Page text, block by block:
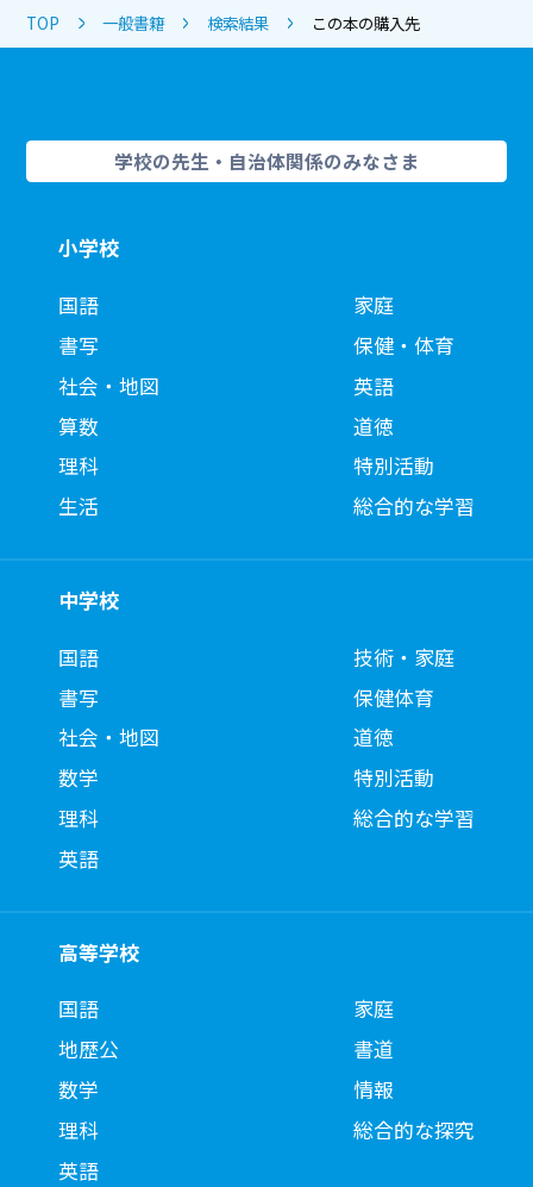
TOP 一般書籍 検索結果 この本の購入先
学校の先生・自治体関係のみなさま
小学校
国語
書写
社会・地図
算数
理科
生活
家庭
保健・体育
英語
道徳
特別活動
総合的な学習
中学校
国語
書写
社会・地図
数学
理科
英語
技術・家庭
保健体育
道徳
特別活動
総合的な学習
高等学校
国語
地歴公
数学
理科
英語
家庭
書道
情報
総合的な探究